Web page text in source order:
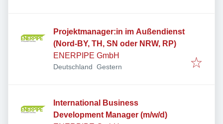
Projektmanager:in im Außendienst
(Nord-BY, TH, SN oder NRW, RP)
ENERPIPE GmbH
Deutschland Veröffentlicht
Gestern
International Business
Development Manager (m/w/d)